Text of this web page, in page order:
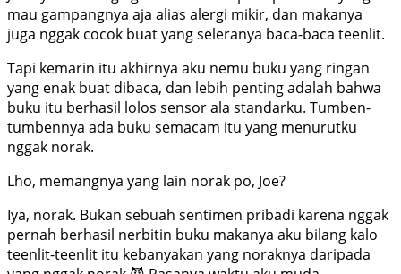
mau gampangnya aja alias alergi mikir, dan makanya
juga nggak cocok buat yang seleranya baca-baca teenlit.
Tapi kemarin itu akhirnya aku nemu buku yang ringan
yang enak buat dibaca, dan lebih penting adalah bahwa
buku itu berhasil lolos sensor ala standarku. Tumben-
tumbennya ada buku semacam itu yang menurutku
nggak norak.
Lho, memangnya yang lain norak po, Joe?
Iya, norak. Bukan sebuah sentimen pribadi karena nggak
pernah berhasil nerbitin buku makanya aku bilang kalo
teenlit-teenlit itu kebanyakan yang noraknya daripada